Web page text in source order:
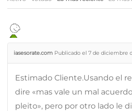
iasesorate.com Publicado el 7 de diciembre
Estimado Cliente.Usando el
dire «mas vale un mal
pleito», pero por otro lado le